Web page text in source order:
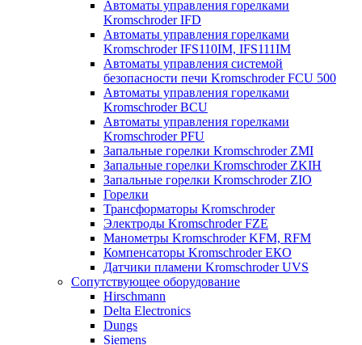
Автоматы управления горелками
Kromschroder IFD
Автоматы управления горелками
Kromschroder IFS110IM, IFS111IM
Автоматы управления системой
безопасности печи Kromschroder FCU 500
Автоматы управления горелками
Kromschroder BCU
Автоматы управления горелками
Kromschroder PFU
Запальные горелки Kromschroder ZМI
Запальные горелки Kromschroder ZKIH
Запальные горелки Kromschroder ZIO
Горелки
Трансформаторы Kromschroder
Электроды Kromschroder FZE
Манометры Kromschroder KFM, RFM
Компенсаторы Kromschroder ЕКО
Датчики пламени Kromschroder UVS
Сопутствующее оборудование
Hirschmann
Delta Electronics
Dungs
Siemens